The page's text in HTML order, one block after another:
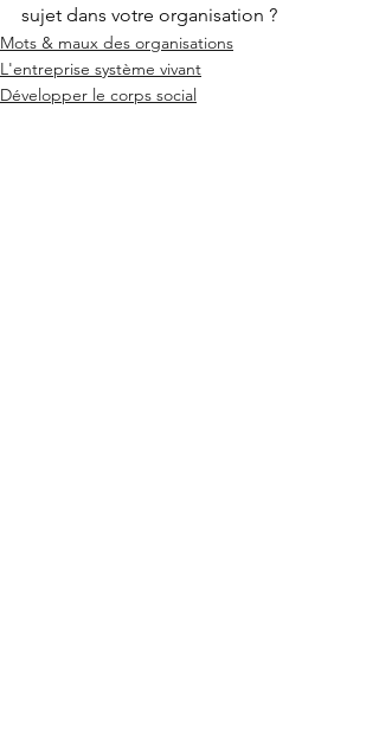
sujet dans votre organisation ?
Mots & maux des organisations
L'entreprise système vivant
Développer le corps social